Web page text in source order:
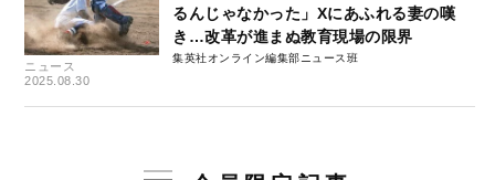
ニュース
2025.08.30
るんじゃなかった」Xにあふれる妻の嘆
き…改革が進まぬ教育現場の限界
集英社オンライン編集部ニュース班